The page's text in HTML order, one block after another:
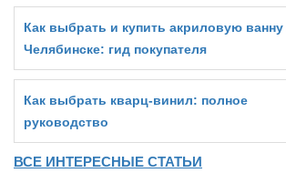
Как выбрать и купить акриловую ванну
Челябинске: гид покупателя
Как выбрать кварц‑винил: полное
руководство
ВСЕ ИНТЕРЕСНЫЕ СТАТЬИ